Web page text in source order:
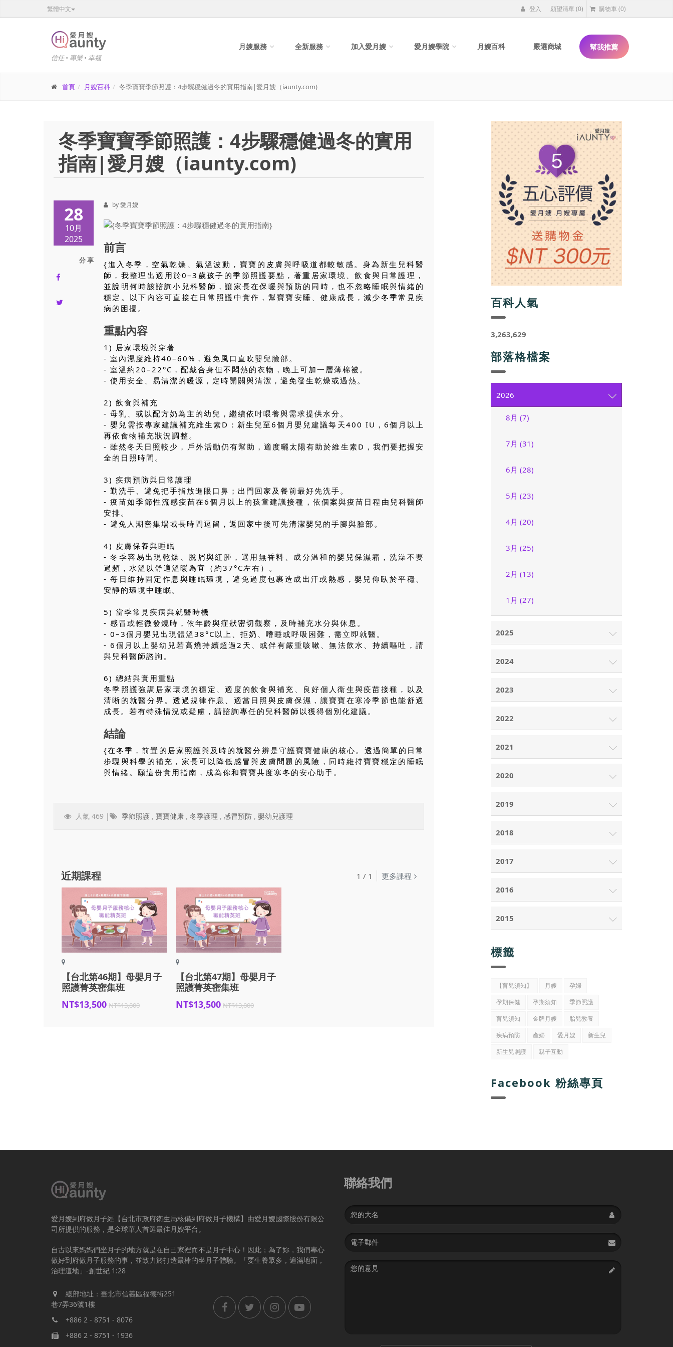
繁體中文 登入 願望清單(0) 購物車 (0)
信任 • 專業 • 幸福
月嫂服務 全新服務 加入愛月嫂 愛月嫂學院 月嫂百科 嚴選商城 幫我推薦
首頁 月嫂百科 冬季寶寶季節照護：4步驟穩健過冬的實用指南|愛月嫂（iaunty.com)
冬季寶寶季節照護：4步驟穩健過冬的實用
指南|愛月嫂（iaunty.com)
28
10月
2025
分 享
by 愛月嫂
前言
{進入冬季，空氣乾燥、氣溫波動，寶寶的皮膚與呼吸道都較敏感。身為新生兒科醫
師，我整理出適用於0–3歲孩子的季節照護要點，著重居家環境、飲食與日常護理，
並說明何時該諮詢小兒科醫師，讓家長在保暖與預防的同時，也不忽略睡眠與情緒的
穩定。以下內容可直接在日常照護中實作，幫寶寶安睡、健康成長，減少冬季常見疾
病的困擾。
重點內容
1) 居家環境與穿著
- 室內濕度維持40–60%，避免風口直吹嬰兒臉部。
- 室溫約20–22°C，配戴合身但不悶熱的衣物，晚上可加一層薄棉被。
- 使用安全、易清潔的暖源，定時開關與清潔，避免發生乾燥或過熱。
2) 飲食與補充
- 母乳、或以配方奶為主的幼兒，繼續依吋喂養與需求提供水分。
- 嬰兒需按專家建議補充維生素D：新生兒至6個月嬰兒建議每天400 IU，6個月以上
再依食物補充狀況調整。
- 雖然冬天日照較少，戶外活動仍有幫助，適度曬太陽有助於維生素D，我們要把握安
全的日照時間。
3) 疾病預防與日常護理
- 勤洗手、避免把手指放進眼口鼻；出門回家及餐前最好先洗手。
- 疫苗如季節性流感疫苗在6個月以上的孩童建議接種，依個案與疫苗日程由兒科醫師
安排。
- 避免人潮密集場域長時間逗留，返回家中後可先清潔嬰兒的手腳與臉部。
4) 皮膚保養與睡眠
- 冬季容易出現乾燥、脫屑與紅腫，選用無香料、成分温和的嬰兒保濕霜，洗澡不要
過頻，水溫以舒適溫暖為宜（約37°C左右）。
- 每日維持固定作息與睡眠環境，避免過度包裹造成出汗或熱感，嬰兒仰臥於平穩、
安靜的環境中睡眠。
5) 當季常見疾病與就醫時機
- 感冒或輕微發燒時，依年齡與症狀密切觀察，及時補充水分與休息。
- 0–3個月嬰兒出現體溫38°C以上、拒奶、嗜睡或呼吸困難，需立即就醫。
- 6個月以上嬰幼兒若高燒持續超過2天、或伴有嚴重咳嗽、無法飲水、持續嘔吐，請
與兒科醫師諮詢。
6) 總結與實用重點
冬季照護強調居家環境的穩定、適度的飲食與補充、良好個人衛生與疫苗接種，以及
清晰的就醫分界。透過規律作息、適當日照與皮膚保濕，讓寶寶在寒冷季節也能舒適
成長。若有特殊情況或疑慮，請諮詢專任的兒科醫師以獲得個別化建議。
結論
{在冬季，前置的居家照護與及時的就醫分辨是守護寶寶健康的核心。透過簡單的日常
步驟與科學的補充，家長可以降低感冒與皮膚問題的風險，同時維持寶寶穩定的睡眠
與情緒。願這份實用指南，成為你和寶寶共度寒冬的安心助手。
人氣 469 | 季節照護 , 寶寶健康 , 冬季護理 , 感冒預防 , 嬰幼兒護理
近期課程 更多課程
【台北第46期】母嬰月子
照護菁英密集班
NT$13,500 NT$13,800
【台北第47期】母嬰月子
照護菁英密集班
NT$13,500 NT$13,800
1 / 1
百科人氣
3,263,629
部落格檔案
2026
8月 (7)
7月 (31)
6月 (28)
5月 (23)
4月 (20)
3月 (25)
2月 (13)
1月 (27)
2025
2024
2023
2022
2021
2020
2019
2018
2017
2016
2015
標籤
【育兒須知】 月嫂
孕婦
孕期保健
孕期須知
季節照護
育兒須知
金牌月嫂
胎兒教養
疾病預防
產婦 愛月嫂
新生兒
新生兒照護
親子互動
Facebook 粉絲專頁
愛月嫂到府做月子經【台北市政府衛生局核備到府做月子機構】由愛月嫂國際股份有限公
司所提供的服務，是全球華人首選最佳月嫂平台。
自古以來媽媽們坐月子的地方就是在自己家裡而不是月子中心！因此；為了妳，我們專心
做好到府做月子服務的事，並致力於打造最棒的坐月子體驗。「要生養眾多，遍滿地面，
治理這地」-創世紀 1:28
總部地址：臺北市信義區福德街251
巷7弄36號1樓
+886 2 - 8751 - 8076
+886 2 - 8751 - 1936
聯絡我們
Name
Email
address
Message